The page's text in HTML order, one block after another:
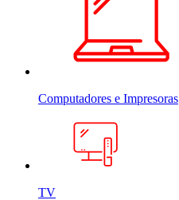
Computadores e Impresoras
TV